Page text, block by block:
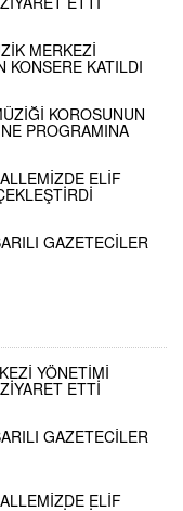
MERKEZİ
KONSERE KATILDI
KOROSUNUN
PROGRAMINA
ELİF
GAZETECİLER
YÖNETİMİ
ETTİ
GAZETECİLER
ELİF